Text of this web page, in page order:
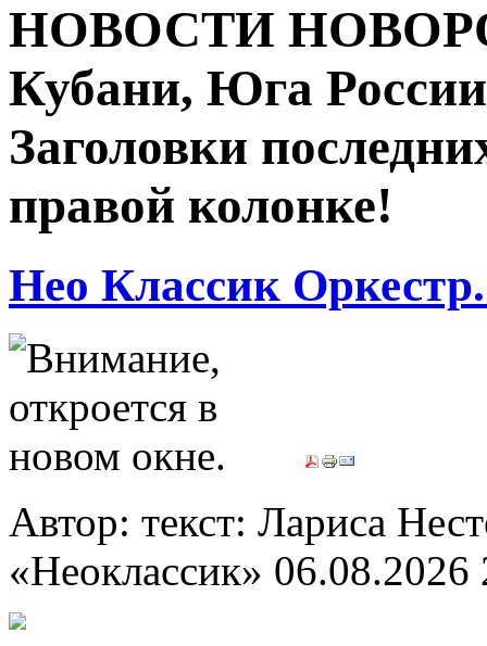
НОВОСТИ
Кубани, Юга
Заголовки
правой колонке!
Нео Классик
Автор: текст: Лариса
«Неоклассик» 06.08.2026